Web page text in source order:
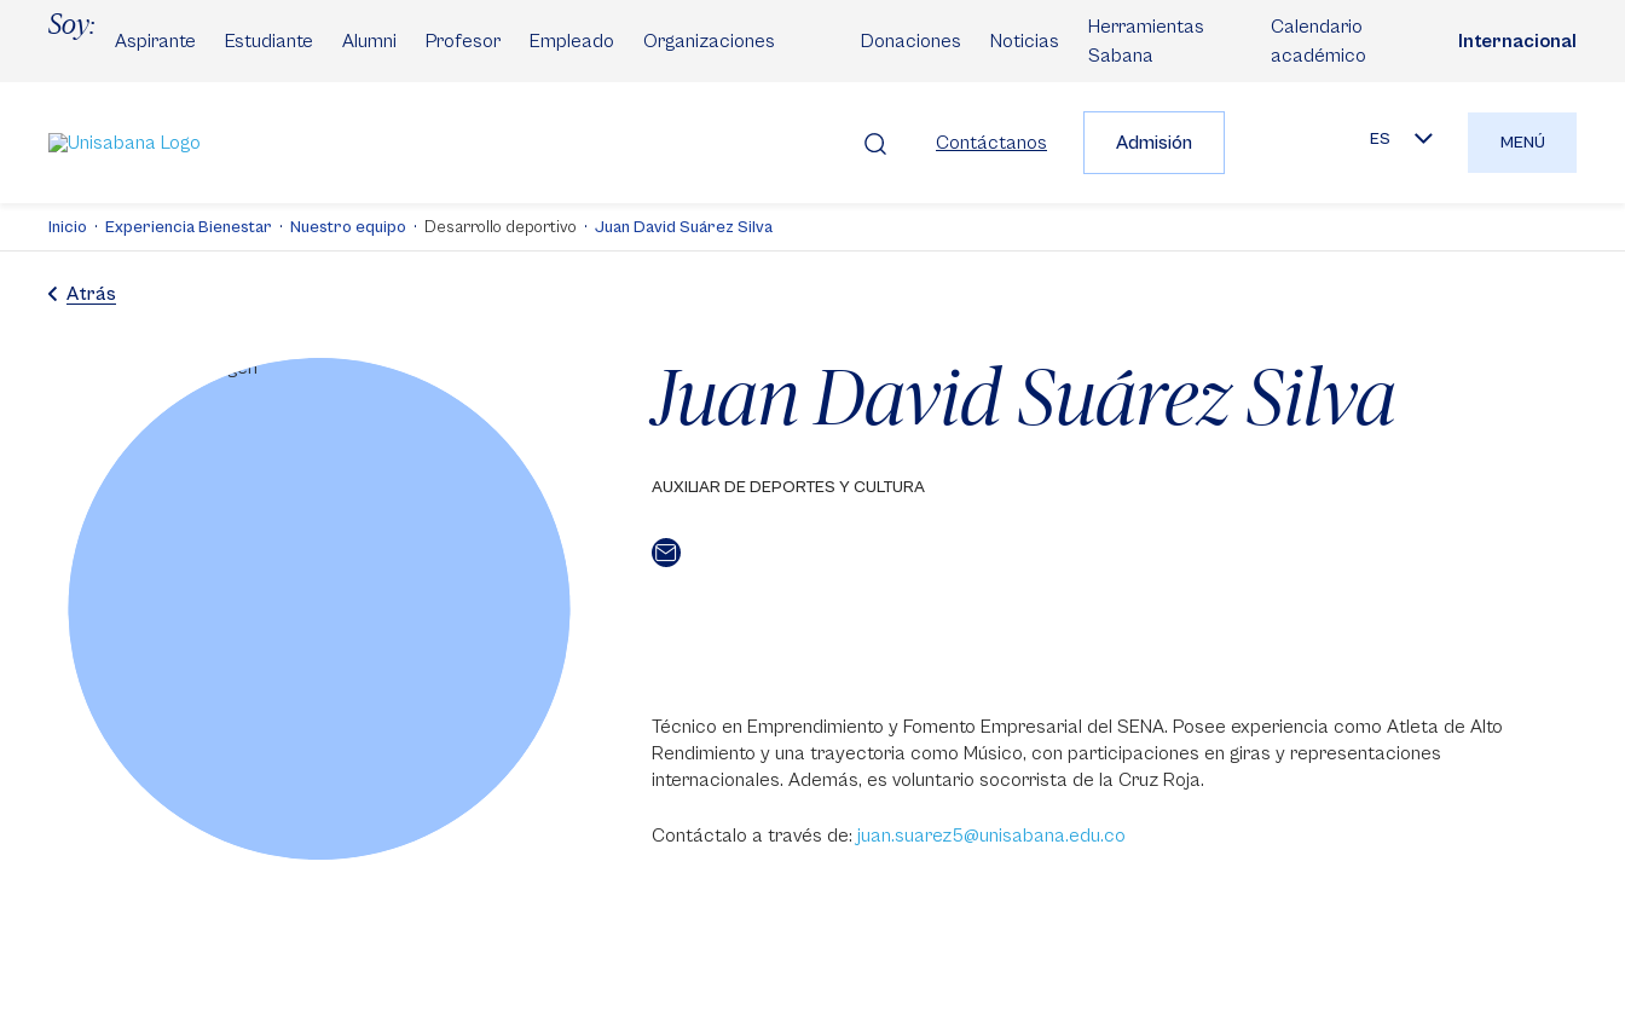
Soy:
Aspirante Estudiante Alumni Profesor Empleado Organizaciones Donaciones Noticias
Herramientas
Sabana
Calendario
académico
Internacional
Contáctanos Admisión ES MENÚ
Inicio Experiencia Bienestar Nuestro equipo Desarrollo deportivo Juan David Suárez Silva
Atrás
Juan David Suárez Silva
AUXILIAR DE DEPORTES Y CULTURA
Técnico en Emprendimiento y Fomento Empresarial del SENA. Posee experiencia como Atleta de Alto
Rendimiento y una trayectoria como Músico, con participaciones en giras y representaciones
internacionales. Además, es voluntario socorrista de la Cruz Roja.
Contáctalo a través de: juan.suarez5@unisabana.edu.co